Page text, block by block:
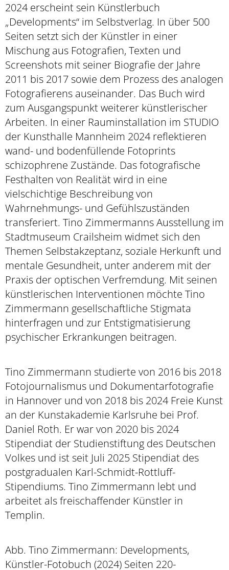
2024 erscheint sein Künstlerbuch
„Developments“ im Selbstverlag. In über 500
Seiten setzt sich der Künstler in einer
Mischung aus Fotografien, Texten und
Screenshots mit seiner Biografie der Jahre
2011 bis 2017 sowie dem Prozess des analogen
Fotografierens auseinander. Das Buch wird
zum Ausgangspunkt weiterer künstlerischer
Arbeiten. In einer Rauminstallation im STUDIO
der Kunsthalle Mannheim 2024 reflektieren
wand- und bodenfüllende Fotoprints
schizophrene Zustände. Das fotografische
Festhalten von Realität wird in eine
vielschichtige Beschreibung von
Wahrnehmungs- und Gefühlszuständen
transferiert. Tino Zimmermanns Ausstellung im
Stadtmuseum Crailsheim widmet sich den
Themen Selbstakzeptanz, soziale Herkunft und
mentale Gesundheit, unter anderem mit der
Praxis der optischen Verfremdung. Mit seinen
künstlerischen Interventionen möchte Tino
Zimmermann gesellschaftliche Stigmata
hinterfragen und zur Entstigmatisierung
psychischer Erkrankungen beitragen.
Tino Zimmermann studierte von 2016 bis 2018
Fotojournalismus und Dokumentarfotografie
in Hannover und von 2018 bis 2024 Freie Kunst
an der Kunstakademie Karlsruhe bei Prof.
Daniel Roth. Er war von 2020 bis 2024
Stipendiat der Studienstiftung des Deutschen
Volkes und ist seit Juli 2025 Stipendiat des
postgradualen Karl-Schmidt-Rottluff-
Stipendiums. Tino Zimmermann lebt und
arbeitet als freischaffender Künstler in
Templin.
Abb. Tino Zimmermann: Developments,
Künstler-Fotobuch (2024) Seiten 220-